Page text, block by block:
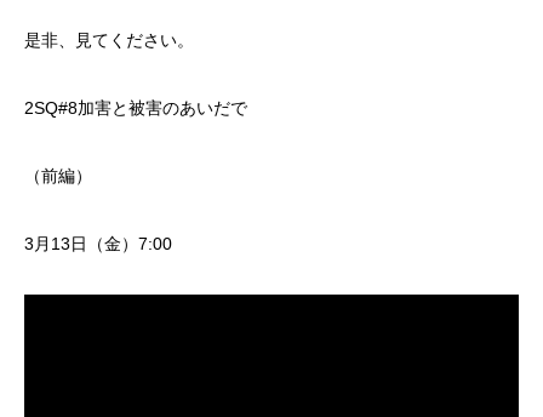
是非、見てください。
2SQ#8加害と被害のあいだで
（前編）
3月13日（金）7:00